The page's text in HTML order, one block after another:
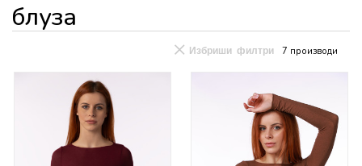
блуза
7 производи
Избриши филтри